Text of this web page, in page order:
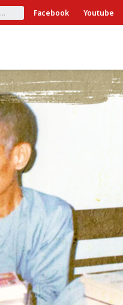
Facebook Youtube